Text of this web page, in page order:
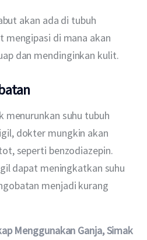
akan ada di tubuh
mengipasi di mana akan
dan mendinginkan kulit.
menurunkan suhu tubuh
dokter mungkin akan
seperti benzodiazepin.
dapat meningkatkan suhu
menjadi kurang
Menggunakan Ganja, Simak